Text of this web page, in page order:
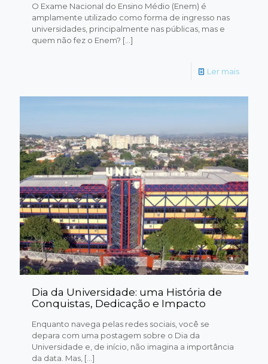
O Exame Nacional do Ensino Médio (Enem) é
amplamente utilizado como forma de ingresso nas
universidades, principalmente nas públicas, mas e
quem não fez o Enem? […]
Ler mais
Dia da Universidade: uma História de
Conquistas, Dedicação e Impacto
Enquanto navega pelas redes sociais, você se
depara com uma postagem sobre o Dia da
Universidade e, de início, não imagina a importância
da data. Mas, […]